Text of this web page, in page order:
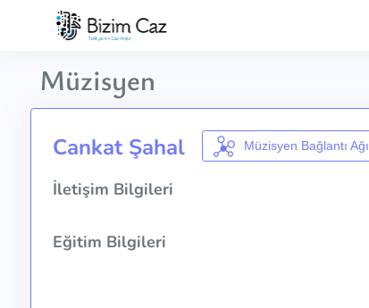
Müzisyen
Cankat Şahal Müzisyen Bağlantı Ağı
İletişim Bilgileri
Eğitim Bilgileri